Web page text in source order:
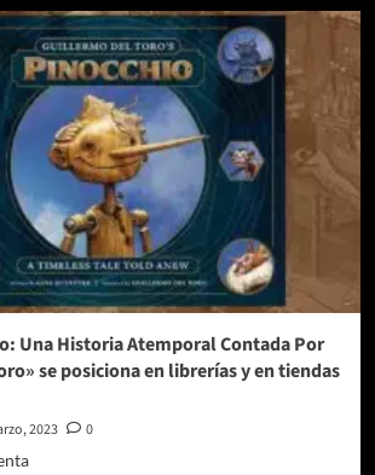
Una Historia Atemporal Contada Por
se posiciona en librerías y en tiendas
2023
0